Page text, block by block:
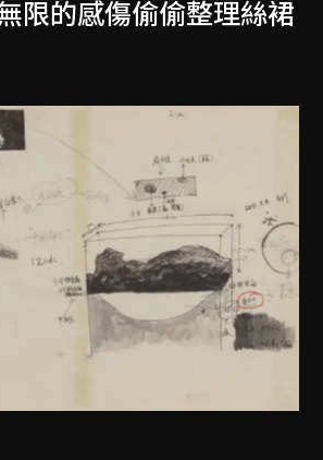
限的感傷偷偷整理絲裙